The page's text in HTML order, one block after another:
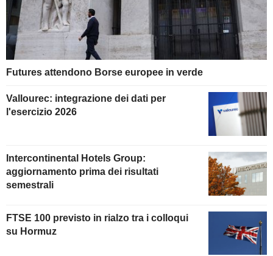
Futures attendono Borse europee in verde
Vallourec: integrazione dei dati per
l'esercizio 2026
Intercontinental Hotels Group:
aggiornamento prima dei risultati
semestrali
FTSE 100 previsto in rialzo tra i colloqui
su Hormuz